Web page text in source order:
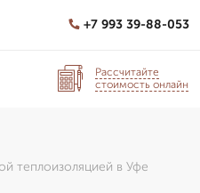
+7 993 39-88-053
Рассчитайте
стоимость онлайн
теплоизоляцией в Уфе